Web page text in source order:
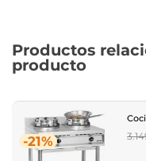
Productos
producto
-21%